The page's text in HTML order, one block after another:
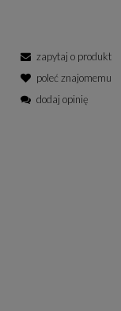
zapytaj o produkt
poleć znajomemu
dodaj opinię